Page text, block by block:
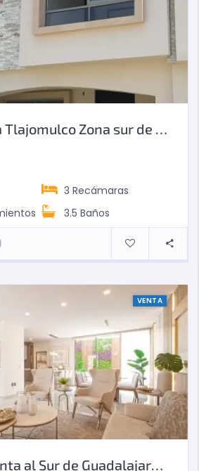
Casa en venta Tlajomulco Zona sur de Guadalajara – Roble
3 Recámaras
3.5 Baños
VENTA
Tlajomulco Vive con Estilo y Seguridad